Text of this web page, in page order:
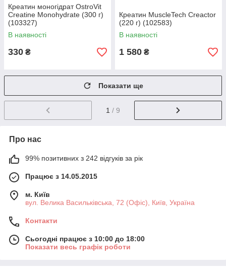
Креатин моногідрат OstroVit
Creatine Monohydrate (300 г)
(103327)
В наявності
330 ₴
Креатин MuscleTech Creactor
(220 г) (102583)
В наявності
1 580 ₴
Показати ще
1 / 9
Про нас
99% позитивних з 242 відгуків за рік
Працює з 14.05.2015
м. Київ
вул. Велика Васильківська, 72 (Офіс), Київ, Україна
Контакти
Сьогодні працює з 10:00 до 18:00
Показати весь графік роботи